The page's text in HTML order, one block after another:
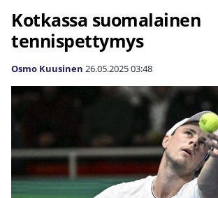
Kotkassa suomalainen
tennispettymys
Osmo Kuusinen 26.05.202503:48